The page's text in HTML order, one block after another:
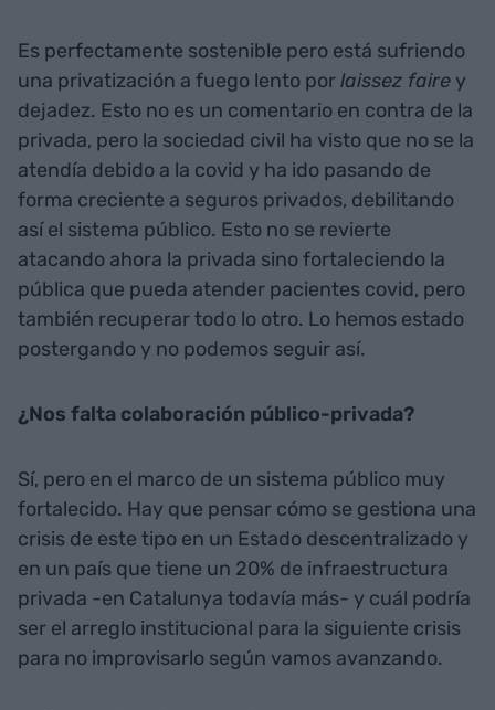
Es perfectamente sostenible pero está sufriendo
una privatización a fuego lento porlaissez faire y
dejadez. Esto no es un comentario en contra de la
privada, pero la sociedad civil ha visto que no se la
atendía debido a la covid y ha ido pasando de
forma creciente a seguros privados, debilitando
así el sistema público. Esto no se revierte
atacando ahora la privada sino fortaleciendo la
pública que pueda atender pacientes covid, pero
también recuperar todo lo otro. Lo hemos estado
postergando y no podemos seguir así.
¿Nos falta colaboración público-privada?
Sí, pero en el marco de un sistema público muy
fortalecido. Hay que pensar cómo se gestiona una
crisis de este tipo en un Estado descentralizado y
en un país que tiene un 20% de infraestructura
privada -en Catalunya todavía más- y cuál podría
ser el arreglo institucional para la siguiente crisis
para no improvisarlo según vamos avanzando.